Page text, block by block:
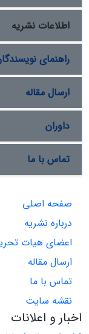
اطلاعات نشریه
راهنمای
ارسال مقاله
داوران
تماس با ما
صفحه اصلی
درباره نشریه
اعضای هیات
ارسال مقاله
تماس با ما
نقشه سایت
اخبار و اعلانات